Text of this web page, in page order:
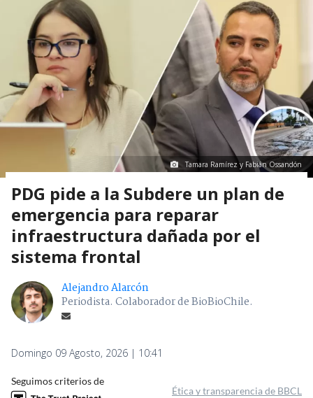
Tamara Ramírez y Fabián Ossandón
PDG pide a la Subdere un plan de
emergencia para reparar
infraestructura dañada por el
sistema frontal
Alejandro Alarcón
Periodista. Colaborador de BioBioChile.
Domingo 09 Agosto, 2026 | 10:41
Seguimos criterios de
Ética y transparencia de BBCL